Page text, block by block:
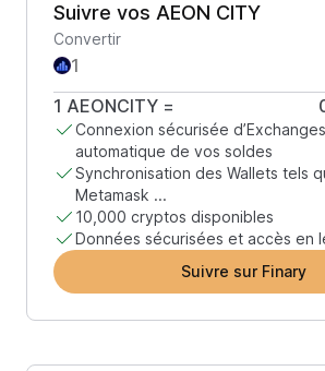
Suivre vos AEON CITY
Convertir
1 AEONCITY =
Connexion sécurisée
automatique de vos soldes
Synchronisation des Wallets tels
Metamask ...
10,000 cryptos disponibles
Données sécurisées et accès en
Suivre sur Finary